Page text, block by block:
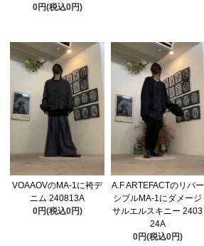
0円(税込0円)
VOAAOVのMA-1に袴デ
ニム 240813A
0円(税込0円)
A.F ARTEFACTのリバー
シブルMA-1にダメージ
サルエルスキニー 2403
24A
0円(税込0円)